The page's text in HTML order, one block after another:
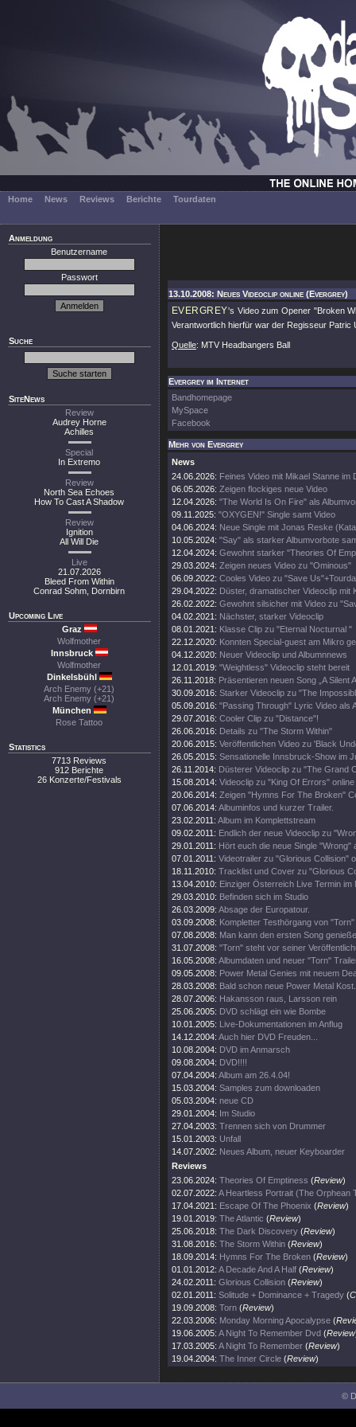
Home News Reviews Berichte Tourdaten
Anmeldung
Benutzername
Passwort
Suche
SiteNews
Review
Audrey Horne
Achilles
Special
In Extremo
Review
North Sea Echoes
How To Cast A Shadow
Review
Ignition
All Will Die
Live
21.07.2026
Bleed From Within
Conrad Sohm, Dornbirn
Upcoming Live
Graz
Wolfmother
Innsbruck
Wolfmother
Dinkelsbühl
Arch Enemy (+21)
Arch Enemy (+21)
München
Rose Tattoo
Statistics
7713 Reviews
912 Berichte
26 Konzerte/Festivals
13.10.2008: Neues Videoclip online (Evergrey)
EVERGREY's Video zum Opener "Broken
Verantwortlich hierfür war der Regisseur
Quelle: MTV Headbangers Ball
Evergrey im Internet
Bandhomepage
MySpace
Facebook
Mehr von Evergrey
News
24.06.2026: Feines Video mit Mikael Stanne im
06.05.2026: Zeigen flockiges neue Video
12.04.2026: "The World Is On Fire" als
09.11.2025: "OXYGEN!" Single samt Video
04.06.2024: Neue Single mit Jonas Reske
10.05.2024: "Say" als starker Albumvorbote
12.04.2024: Gewohnt starker "Theories Of
29.03.2024: Zeigen neues Video zu "Ominous"
06.09.2022: Cooles Video zu "Save
29.04.2022: Düster, dramatischer Videoclip mit
26.02.2022: Gewohnt silsicher mit Video zu
04.02.2021: Nächster, starker Videoclip
08.01.2021: Klasse Clip zu "Eternal Nocturnal "
22.12.2020: Konnten Special-guest am Mikro
04.12.2020: Neuer Videoclip und Albumnnews
12.01.2019: "Weightless" Videoclip steht bereit
26.11.2018: Präsentieren neuen Song „A Silent
30.09.2016: Starker Videoclip zu "The
05.09.2016: "Passing Through" Lyric Video als
29.07.2016: Cooler Clip zu "Distance"!
26.06.2016: Details zu "The Storm Within"
20.06.2015: Veröffentlichen Video zu 'Black
26.05.2015: Sensationelle Innsbruck-Show im
26.11.2014: Düsterer Videoclip zu "The Grand
15.08.2014: Videoclip zu "King Of Errors" online
20.06.2014: Zeigen "Hymns For The Broken"
07.06.2014: Albuminfos und kurzer Trailer.
23.02.2011: Album im Komplettstream
09.02.2011: Endlich der neue Videoclip zu
29.01.2011: Hört euch die neue Single "Wrong"
07.01.2011: Videotrailer zu "Glorious Collision"
18.11.2010: Tracklist und Cover zu "Glorious
13.04.2010: Einziger Österreich Live Termin im
29.03.2010: Befinden sich im Studio
26.03.2009: Absage der Europatour.
03.09.2008: Kompletter Testhörgang von
07.08.2008: Man kann den ersten Song
31.07.2008: "Torn" steht vor seiner
16.05.2008: Albumdaten und neuer "Torn"
09.05.2008: Power Metal Genies mit neuem
28.03.2008: Bald schon neue Power Metal
28.07.2006: Hakansson raus, Larsson rein
25.06.2005: DVD schlägt ein wie Bombe
10.01.2005: Live-Dokumentationen im Anflug
14.12.2004: Auch hier DVD Freuden...
10.08.2004: DVD im Anmarsch
09.08.2004: DVD!!!!
07.04.2004: Album am 26.4.04!
15.03.2004: Samples zum downloaden
05.03.2004: neue CD
29.01.2004: Im Studio
27.04.2003: Trennen sich von Drummer
15.01.2003: Unfall
14.07.2002: Neues Album, neuer Keyboarder
Reviews
23.06.2024: Theories Of Emptiness (Review)
02.07.2022: A Heartless Portrait (The Orphean
17.04.2021: Escape Of The Phoenix (Review)
19.01.2019: The Atlantic (Review)
25.06.2018: The Dark Discovery (Review)
31.08.2016: The Storm Within (Review)
18.09.2014: Hymns For The Broken (Review)
01.01.2012: A Decade And A Half (Review)
24.02.2011: Glorious Collision (Review)
02.01.2011: Solitude + Dominance + Tragedy (
19.09.2008: Torn (Review)
22.03.2006: Monday Morning Apocalypse (
19.06.2005: A Night To Remember Dvd (Review
17.03.2005: A Night To Remember (Review)
19.04.2004: The Inner Circle (Review)
©